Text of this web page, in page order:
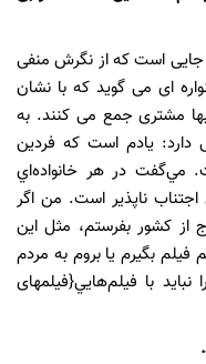
جایی است که از نگرش منفی
ای می گوید که با نشان
مشتری جمع می کنند. به
دارد: يادم است که فردین
مي‌گفت در هر خانواده‌اي
ناپذير است. من اگر
از كشور بفرستم، مثل اين
فيلم بگيرم يا بروم به مردم
با فيلم‌هايي{فیلمهای